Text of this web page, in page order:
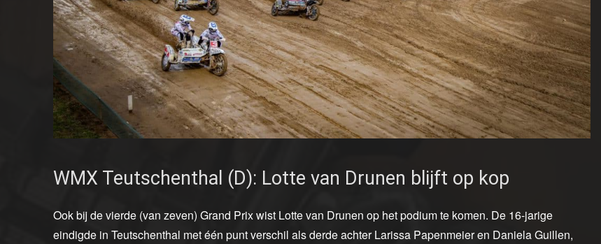
WMX Teutschenthal (D): Lotte van Drunen blijft op kop
Ook bij de vierde (van zeven) Grand Prix wist Lotte van Drunen op het podium te komen. De 16-jarige
eindigde in Teutschenthal met één punt verschil als derde achter Larissa Papenmeier en Daniela Guillen,